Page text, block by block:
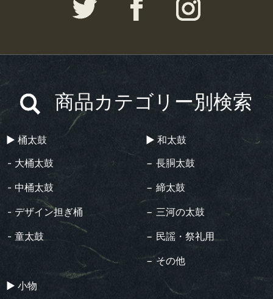
商品カテゴリー別検索
▶︎ 桶太鼓
- 大桶太鼓
- 中桶太鼓
- デザイン担ぎ桶
- 童太鼓
▶︎ 和太鼓
− 長胴太鼓
− 締太鼓
− 三河の太鼓
− 民謡・祭礼用
− その他
▶︎ 小物